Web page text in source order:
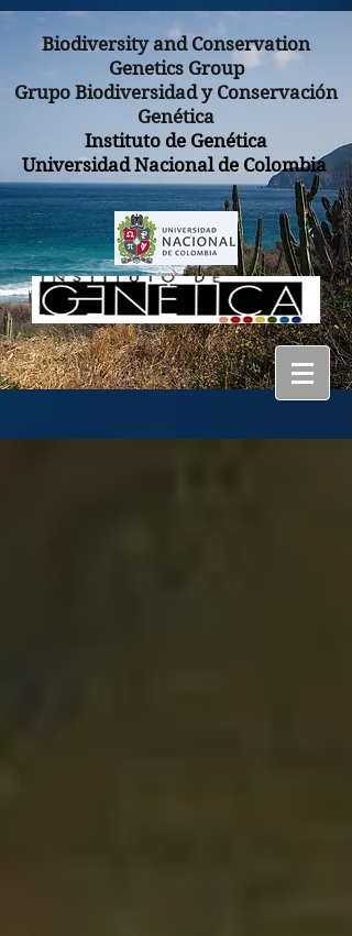
Biodiversity and Conservation
Genetics Group
Grupo Biodiversidad y Conservación
Genética
Instituto de Genética
Universidad Nacional de Colombia